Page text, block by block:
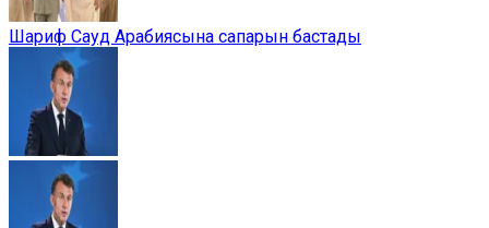
Шариф Сауд Арабиясына сапарын бастады